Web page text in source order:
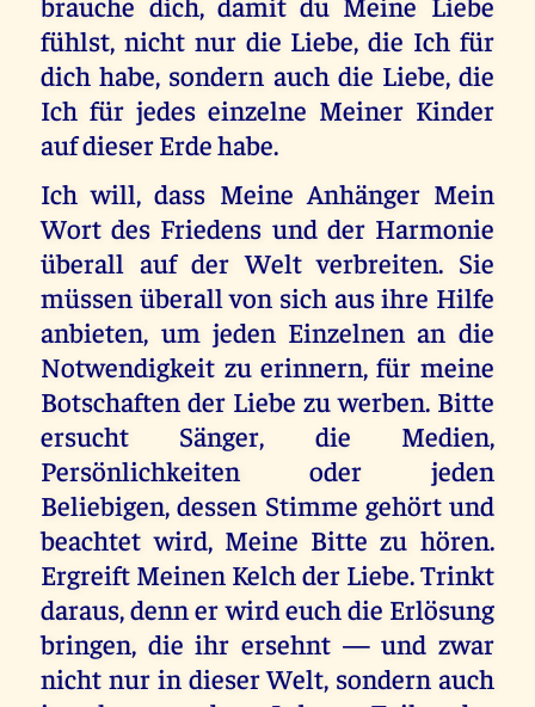
fühlst, nicht nur die Liebe, die Ich für
dich habe, sondern auch die Liebe, die
Ich für jedes einzelne Meiner Kinder
auf dieser Erde habe.
Ich will, dass Meine Anhänger Mein
Wort des Friedens und der Harmonie
überall auf der Welt verbreiten. Sie
müssen überall von sich aus ihre Hilfe
anbieten, um jeden Einzelnen an die
Notwendigkeit zu erinnern, für meine
Botschaften der Liebe zu werben. Bitte
ersucht Sänger, die Medien,
Persönlichkeiten oder jeden
Beliebigen, dessen Stimme gehört und
beachtet wird, Meine Bitte zu hören.
Ergreift Meinen Kelch der Liebe. Trinkt
daraus, denn er wird euch die Erlösung
bringen, die ihr ersehnt — und zwar
nicht nur in dieser Welt, sondern auch